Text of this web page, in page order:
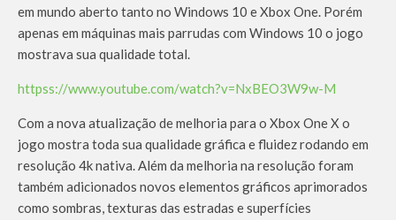
em mundo aberto tanto no Windows 10 e Xbox One. Porém
apenas em máquinas mais parrudas com Windows 10 o jogo
mostrava sua qualidade total.
httpss://www.youtube.com/watch?v=NxBEO3W9w-M
Com a nova atualização de melhoria para o Xbox One X o
jogo mostra toda sua qualidade gráfica e fluidez rodando em
resolução 4k nativa. Além da melhoria na resolução foram
também adicionados novos elementos gráficos aprimorados
como sombras, texturas das estradas e superfícies